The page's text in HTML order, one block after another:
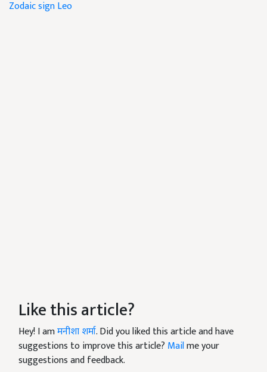
Zodaic signLeo
Like this article?
Hey! I amमनीशा शर्मा. Did you liked this article and have
suggestions to improve this article? Mailme your
suggestions and feedback.